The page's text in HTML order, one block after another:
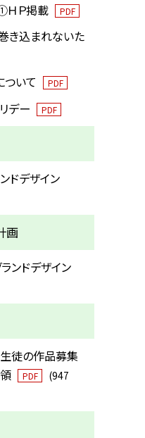
ＨＰ掲載 PDF
き込まれないた
ついて PDF
デー PDF
ドデザイン
画
ンドデザイン
徒の作品募集
PDF
(947